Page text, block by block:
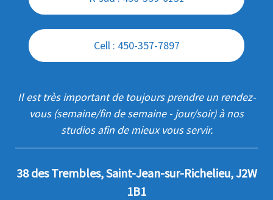
Cell : 450-357-7897
Il est très important de toujours prendre un rendez-
vous (semaine/fin de semaine - jour/soir) à nos
studios afin de mieux vous servir.
38 des Trembles, Saint-Jean-sur-Richelieu, J2W
1B1